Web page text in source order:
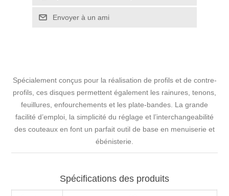
Spécialement conçus pour la réalisation de profils et de contre-
profils, ces disques permettent également les rainures, tenons,
feuillures, enfourchements et les plate-bandes. La grande
facilité d’emploi, la simplicité du réglage et l’interchangeabilité
des couteaux en font un parfait outil de base en menuiserie et
ébénisterie.
Spécifications des produits